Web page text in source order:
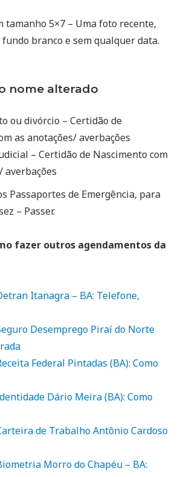
tamanho 5×7 – Uma foto recente,
branco e sem qualquer data.
nome alterado
ou divórcio – Certidão de
as anotações/ averbações
– Certidão de Nascimento com
averbações
Passaportes de Emergência, para
– Passer.
fazer outros agendamentos da
Itanagra – BA: Telefone,
Desemprego Piraí do Norte
Federal Pintadas (BA): Como
Dário Meira (BA): Como
de Trabalho Antônio Cardoso
Morro do Chapéu – BA: